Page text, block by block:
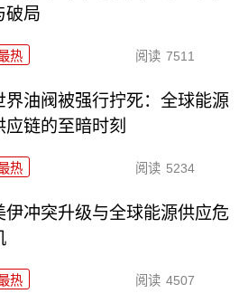
破局
热 阅读 7511
界油阀被强行拧死：全球能源
应链的至暗时刻
热 阅读 5234
伊冲突升级与全球能源供应危
热 阅读 4507